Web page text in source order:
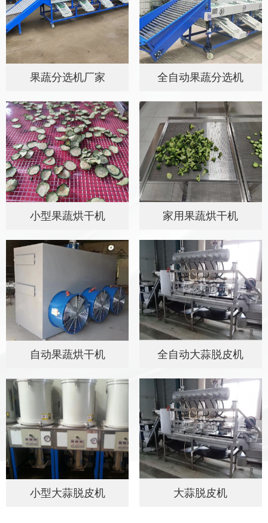
果蔬分选机厂家 全自动果蔬分选机
小型果蔬烘干机 家用果蔬烘干机
自动果蔬烘干机 全自动大蒜脱皮机
小型大蒜脱皮机 大蒜脱皮机